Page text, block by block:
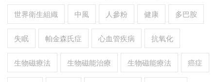
世界衛生組織 中風 人參粉 健康 多巴胺
失眠 帕金森氏症 心血管疾病 抗氧化
生物磁療法 生物磁能治療 生物磁能療法 癌症